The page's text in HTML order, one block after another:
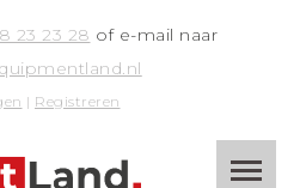
23 23 28 of e-mail naar
| Registreren